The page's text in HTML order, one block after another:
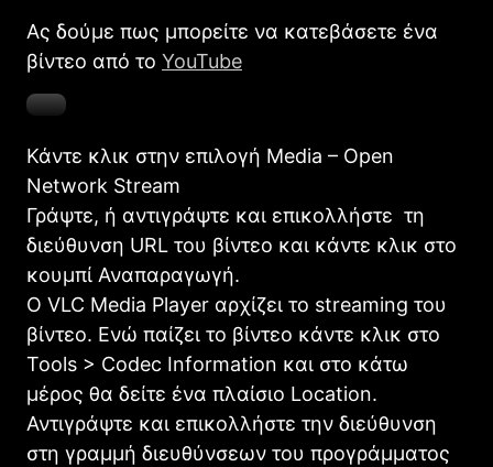
Ας δούμε πως μπορείτε να κατεβάσετε ένα
βίντεο από το YouTube
Κάντε κλικ στην επιλογή Media – Open
Network Stream
Γράψτε, ή αντιγράψτε και επικολλήστε τη
διεύθυνση URL του βίντεο και κάντε κλικ στο
κουμπί Αναπαραγωγή.
Ο VLC Media Player αρχίζει το streaming του
βίντεο. Ενώ παίζει το βίντεο κάντε κλικ στο
Tools > Codec Information και στο κάτω
μέρος θα δείτε ένα πλαίσιο Location.
Αντιγράψτε και επικολλήστε την διεύθυνση
στη γραμμή διευθύνσεων του προγράμματος